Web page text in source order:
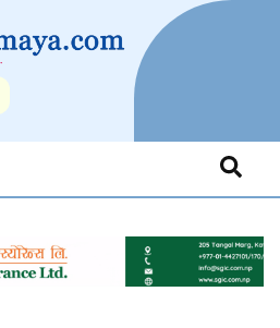
Hot News, Interview, Opinions,
Social, Media, Sports, Youth, Model